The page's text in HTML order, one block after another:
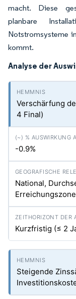
macht. Diese
planbare
Notstromsysteme
kommt.
Analyse der
Verschärfung
4 Final)
-0.9%
National,
Kurzfristig (≤ 2
Steigende